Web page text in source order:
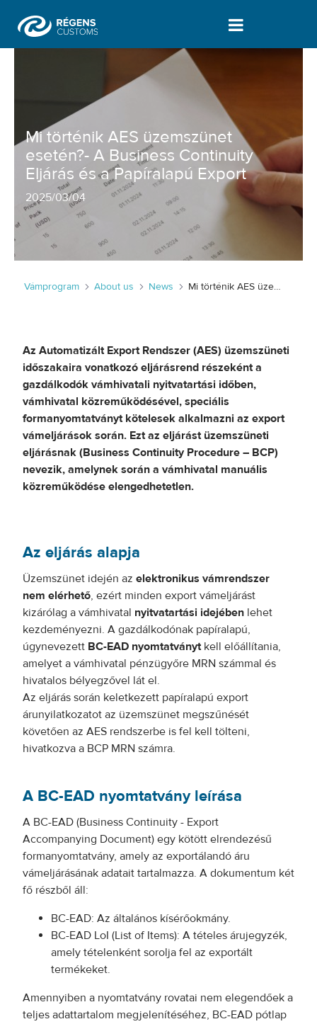
Mi történik AES üzemszünet
Vámprogram About us News Mi történik AES üzemszünet esetén?- A Business Continuity Eljárás és a Papíralapú Export
Mi történik AES üzemszünet
esetén?- A Business Continuity
Eljárás és a Papíralapú Export
2025/03/04
Az Automatizált Export Rendszer (AES) üzemszüneti
időszakaira vonatkozó eljárásrend részeként a
gazdálkodók vámhivatali nyitvatartási időben,
vámhivatal közreműködésével, speciális
formanyomtatványt kötelesek alkalmazni az export
vámeljárások során. Ezt az eljárást üzemszüneti
eljárásnak (Business Continuity Procedure – BCP)
nevezik, amelynek során a vámhivatal manuális
közreműködése elengedhetetlen.
Az eljárás alapja
Üzemszünet idején az elektronikus vámrendszer
nem elérhető, ezért minden export vámeljárást
kizárólag a vámhivatal nyitvatartási idejében lehet
kezdeményezni. A gazdálkodónak papíralapú,
úgynevezett BC-EAD nyomtatványtkell előállítania,
amelyet a vámhivatal pénzügyőre MRN számmal és
hivatalos bélyegzővel lát el.
Az eljárás során keletkezett papíralapú export
árunyilatkozatot az üzemszünet megszűnését
követően az AES rendszerbe is fel kell tölteni,
hivatkozva a BCP MRN számra.
A BC-EAD nyomtatvány leírása
A BC-EAD (Business Continuity - Export
Accompanying Document) egy kötött elrendezésű
formanyomtatvány, amely az exportálandó áru
vámeljárásának adatait tartalmazza. A dokumentum két
fő részből áll:
BC-EAD: Az általános kísérőokmány.
BC-EAD LoI (List of Items): A tételes árujegyzék,
amely tételenként sorolja fel az exportált
termékeket.
Amennyiben a nyomtatvány rovatai nem elegendőek a
teljes adattartalom megjelenítéséhez, BC-EAD pótlap